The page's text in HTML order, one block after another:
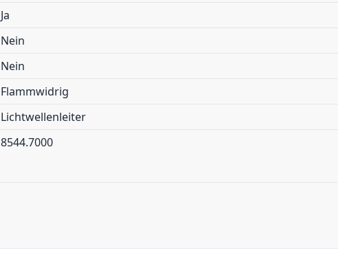
Ja
Nein
Nein
Flammwidrig
Lichtwellenleiter
8544.7000